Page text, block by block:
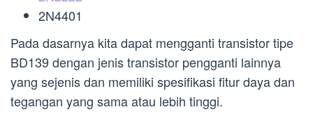
2N4401
Pada dasarnya kita dapat mengganti transistor tipe
BD139 dengan jenis transistor pengganti lainnya
yang sejenis dan memiliki spesifikasi fitur daya dan
tegangan yang sama atau lebih tinggi.